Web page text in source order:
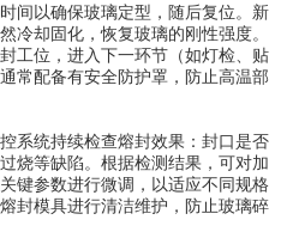
以确保玻璃定型，随后复位。新
冷却固化，恢复玻璃的刚性强度。
工位，进入下一环节（如灯检、贴
常配备有安全防护罩，防止高温部
统持续检查熔封效果：封口是否
烧等缺陷。根据检测结果，可对加
键参数进行微调，以适应不同规格
封模具进行清洁维护，防止玻璃碎